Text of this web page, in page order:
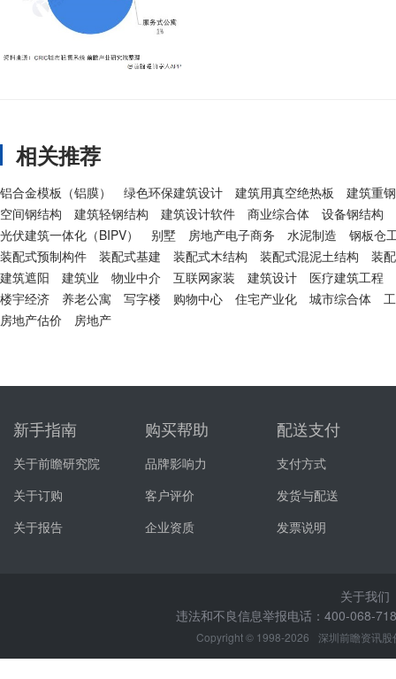
相关推荐
铝合金模板（铝膜） 绿色环保建筑设计 建筑用真空绝热板
建筑重
空间钢结构
建筑轻钢结构 建筑设计软件 商业综合体
设备钢结构
光伏建筑一体化（BIPV）
别墅 房地产电子商务 水泥制造
钢板仓
装配式预制构件
装配式基建 装配式木结构 装配式混泥土结构
装
建筑遮阳
建筑业 物业中介 互联网家装 建筑设计
医疗建筑工程
楼宇经济
养老公寓 写字楼 购物中心 住宅产业化 城市综合体
房地产估价
房地产
新手指南
关于前瞻研究院
关于订购
关于报告
购买帮助
品牌影响力
客户评价
企业资质
配送支付
支付方式
发货与配送
发票说明
关于我们
违法和不良信息举报电话：400-068-
Copyright © 1998-2026 深圳前瞻资讯股